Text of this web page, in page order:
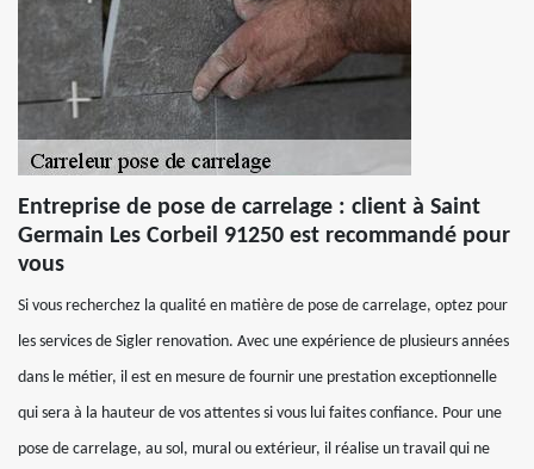
Entreprise de pose de carrelage : client à Saint
Germain Les Corbeil 91250 est recommandé pour
vous
Si vous recherchez la qualité en matière de pose de carrelage, optez pour
les services de Sigler renovation. Avec une expérience de plusieurs années
dans le métier, il est en mesure de fournir une prestation exceptionnelle
qui sera à la hauteur de vos attentes si vous lui faites confiance. Pour une
pose de carrelage, au sol, mural ou extérieur, il réalise un travail qui ne